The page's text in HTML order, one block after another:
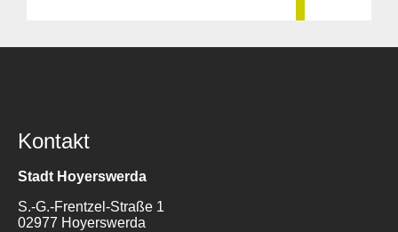
Kontakt
Stadt Hoyerswerda
S.-G.-Frentzel-Straße 1
02977 Hoyerswerda